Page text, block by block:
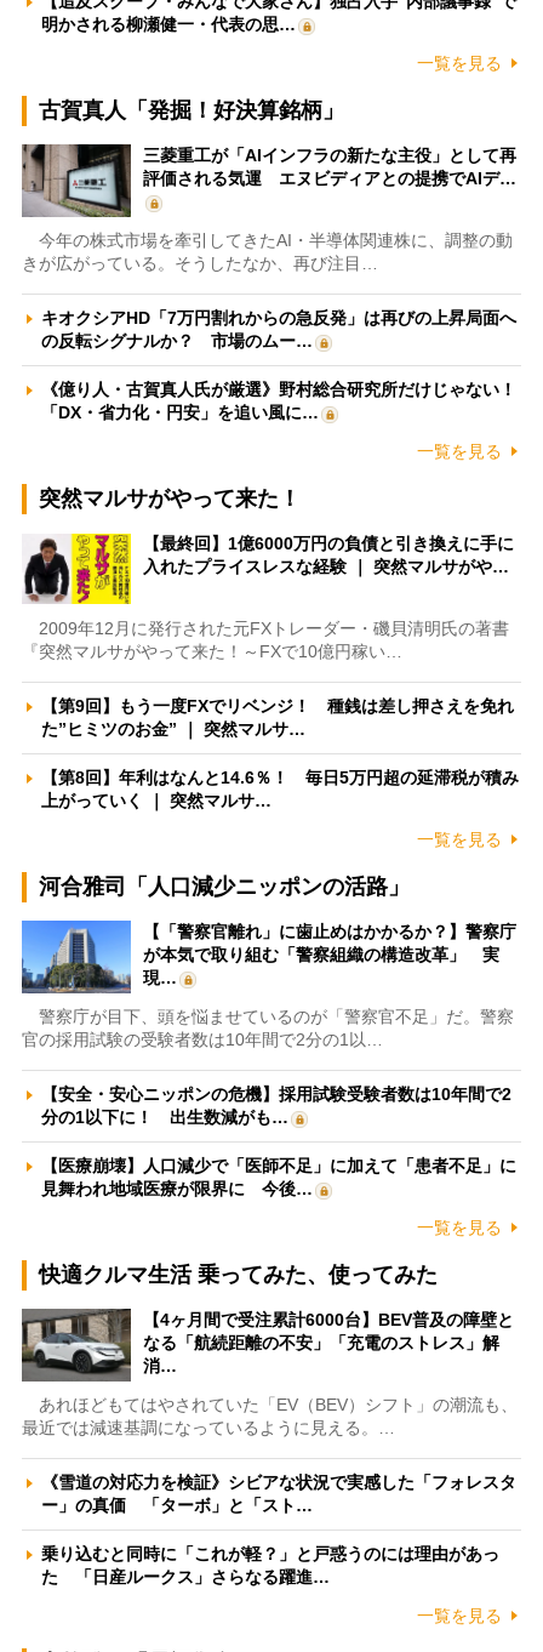
明かされる柳瀬健一・代表の思…
一覧を見る
古賀真人「発掘！好決算銘柄」
三菱重工が「AIインフラの新たな主役」として再
評価される気運 エヌビディアとの提携でAIデ…
今年の株式市場を牽引してきたAI・半導体関連株に、調整の動
きが広がっている。そうしたなか、再び注目…
キオクシアHD「7万円割れからの急反発」は再びの上昇局面へ
の反転シグナルか？ 市場のムー…
《億り人・古賀真人氏が厳選》野村総合研究所だけじゃない！
「DX・省力化・円安」を追い風に…
一覧を見る
突然マルサがやって来た！
【最終回】1億6000万円の負債と引き換えに手に
入れたプライスレスな経験 ｜ 突然マルサがや…
2009年12月に発行された元FXトレーダー・磯貝清明氏の著書
『突然マルサがやって来た！～FXで10億円稼い…
【第9回】もう一度FXでリベンジ！ 種銭は差し押さえを免れ
た”ヒミツのお金” ｜ 突然マルサ…
【第8回】年利はなんと14.6％！ 毎日5万円超の延滞税が積み
上がっていく ｜ 突然マルサ…
一覧を見る
河合雅司「人口減少ニッポンの活路」
【「警察官離れ」に歯止めはかかるか？】警察庁
が本気で取り組む「警察組織の構造改革」 実
現…
警察庁が目下、頭を悩ませているのが「警察官不足」だ。警察
官の採用試験の受験者数は10年間で2分の1以…
【安全・安心ニッポンの危機】採用試験受験者数は10年間で2
分の1以下に！ 出生数減がも…
【医療崩壊】人口減少で「医師不足」に加えて「患者不足」に
見舞われ地域医療が限界に 今後…
一覧を見る
快適クルマ生活 乗ってみた、使ってみた
【4ヶ月間で受注累計6000台】BEV普及の障壁と
なる「航続距離の不安」「充電のストレス」解
消…
あれほどもてはやされていた「EV（BEV）シフト」の潮流も、
最近では減速基調になっているように見える。…
《雪道の対応力を検証》シビアな状況で実感した「フォレスタ
ー」の真価 「ターボ」と「スト…
乗り込むと同時に「これが軽？」と戸惑うのには理由があっ
た 「日産ルークス」さらなる躍進…
一覧を見る